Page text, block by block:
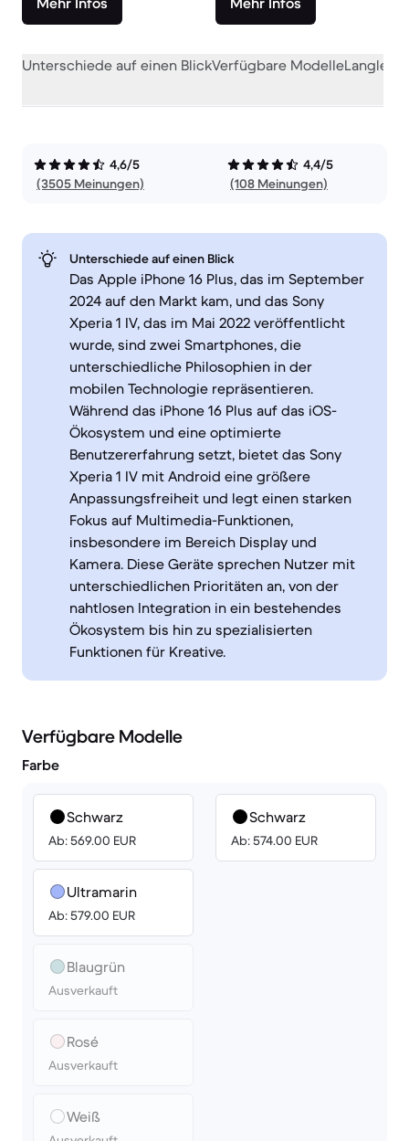
Unterschiede auf einen BlickVerfügbare Modelle
4,6/5
(3505 Meinungen)
4,4/5
(108 Meinungen)
Unterschiede auf einen Blick
Das Apple iPhone 16 Plus, das im September
2024 auf den Markt kam, und das Sony
Xperia 1 IV, das im Mai 2022 veröffentlicht
wurde, sind zwei Smartphones, die
unterschiedliche Philosophien in der
mobilen Technologie repräsentieren.
Während das iPhone 16 Plus auf das iOS-
Ökosystem und eine optimierte
Benutzererfahrung setzt, bietet das Sony
Xperia 1 IV mit Android eine größere
Anpassungsfreiheit und legt einen starken
Fokus auf Multimedia-Funktionen,
insbesondere im Bereich Display und
Kamera. Diese Geräte sprechen Nutzer mit
unterschiedlichen Prioritäten an, von der
nahtlosen Integration in ein bestehendes
Ökosystem bis hin zu spezialisierten
Funktionen für Kreative.
Verfügbare Modelle
Farbe
Schwarz
Ab: 569.00 EUR
Ultramarin
Ab: 579.00 EUR
Blaugrün
Ausverkauft
Rosé
Ausverkauft
Weiß
Schwarz
Ab: 574.00 EUR